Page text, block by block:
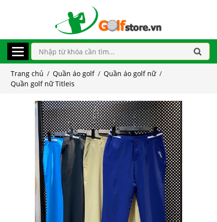
Trang chủ / Quần áo golf / Quần áo golf nữ /
Quần golf nữ Titleis